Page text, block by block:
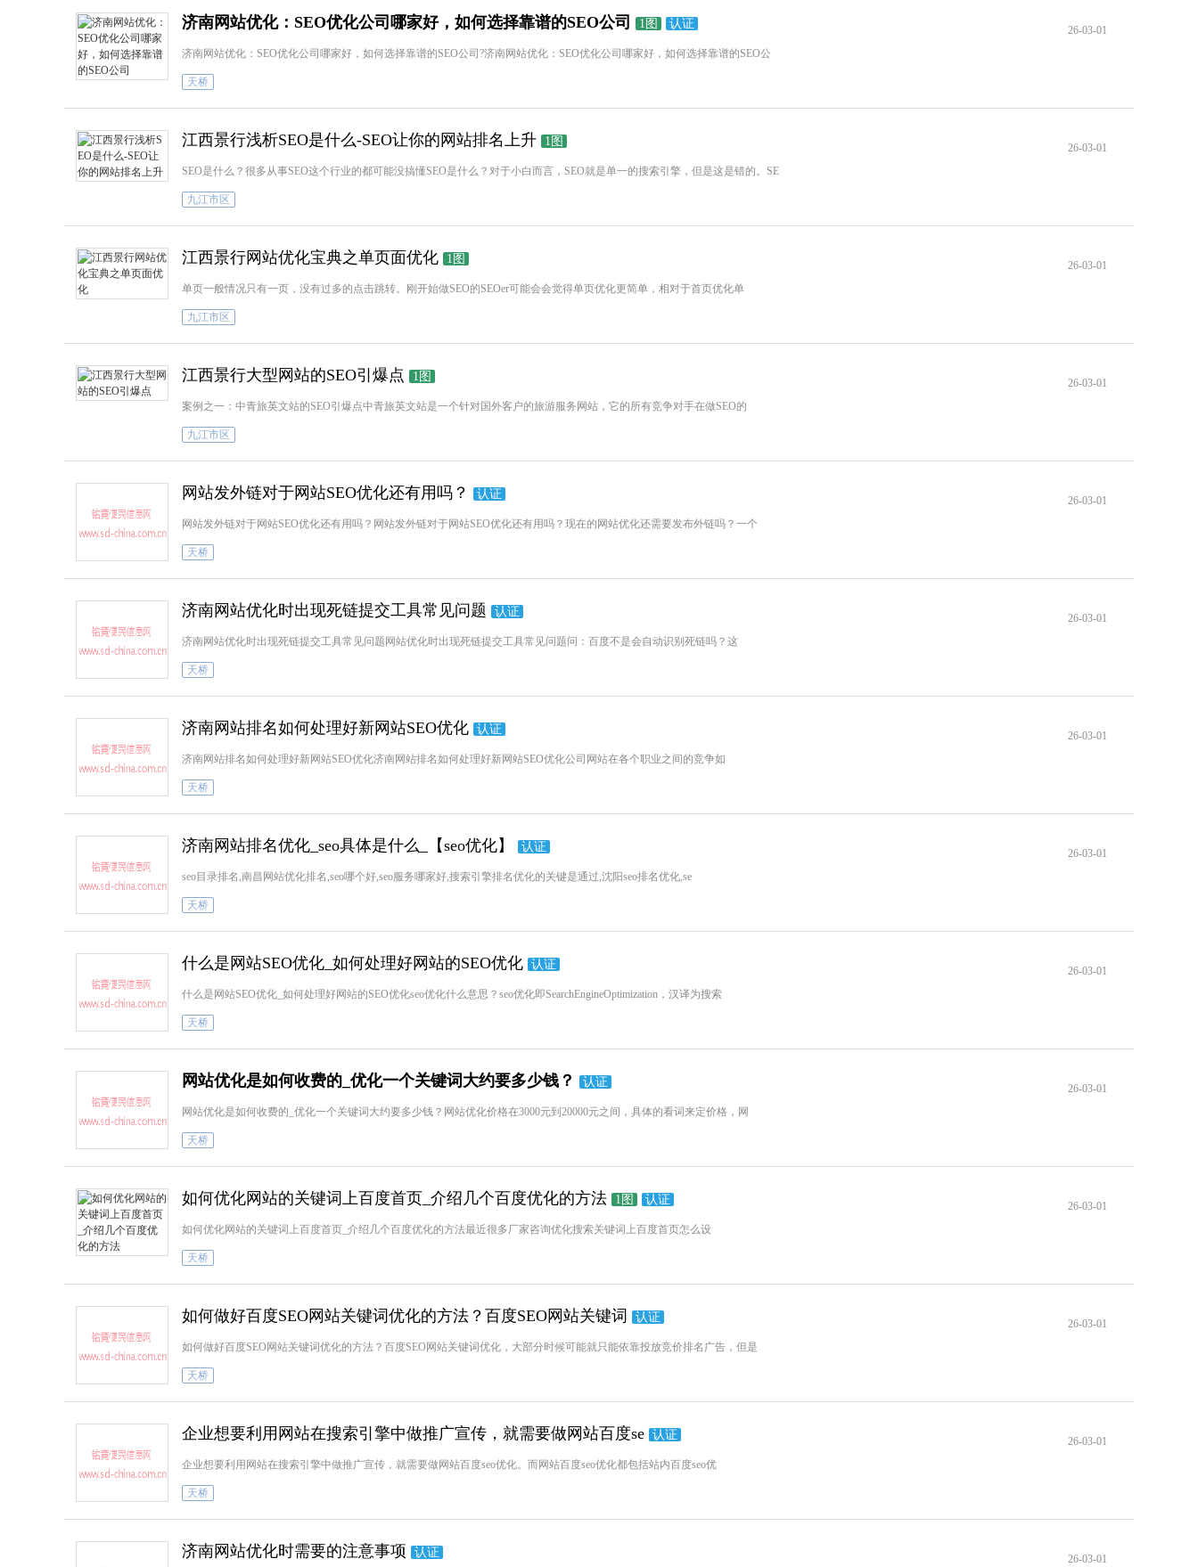
26-03-01
济南网站优化：SEO优化公司哪家好，如何选择靠谱的SEO公司 1图 认证
济南网站优化：SEO优化公司哪家好，如何选择靠谱的SEO公司?济南网站优化：SEO优化公司哪家好，如何选择靠谱的SEO公
天桥
26-03-01
江西景行浅析SEO是什么-SEO让你的网站排名上升 1图
SEO是什么？很多从事SEO这个行业的都可能没搞懂SEO是什么？对于小白而言，SEO就是单一的搜索引擎，但是这是错的。SE
九江市区
26-03-01
江西景行网站优化宝典之单页面优化 1图
单页一般情况只有一页，没有过多的点击跳转。刚开始做SEO的SEOer可能会会觉得单页优化更简单，相对于首页优化单
九江市区
26-03-01
江西景行大型网站的SEO引爆点 1图
案例之一：中青旅英文站的SEO引爆点中青旅英文站是一个针对国外客户的旅游服务网站，它的所有竞争对手在做SEO的
九江市区
26-03-01
网站发外链对于网站SEO优化还有用吗？ 认证
网站发外链对于网站SEO优化还有用吗？网站发外链对于网站SEO优化还有用吗？现在的网站优化还需要发布外链吗？一个
天桥
26-03-01
济南网站优化时出现死链提交工具常见问题 认证
济南网站优化时出现死链提交工具常见问题网站优化时出现死链提交工具常见问题问：百度不是会自动识别死链吗？这
天桥
26-03-01
济南网站排名如何处理好新网站SEO优化 认证
济南网站排名如何处理好新网站SEO优化济南网站排名如何处理好新网站SEO优化公司网站在各个职业之间的竞争如
天桥
26-03-01
济南网站排名优化_seo具体是什么_【seo优化】 认证
seo目录排名,南昌网站优化排名,seo哪个好,seo服务哪家好,搜索引擎排名优化的关键是通过,沈阳seo排名优化,se
天桥
26-03-01
什么是网站SEO优化_如何处理好网站的SEO优化 认证
什么是网站SEO优化_如何处理好网站的SEO优化seo优化什么意思？seo优化即SearchEngineOptimization，汉译为搜索
天桥
26-03-01
网站优化是如何收费的_优化一个关键词大约要多少钱？ 认证
网站优化是如何收费的_优化一个关键词大约要多少钱？网站优化价格在3000元到20000元之间，具体的看词来定价格，网
天桥
26-03-01
如何优化网站的关键词上百度首页_介绍几个百度优化的方法 1图 认证
如何优化网站的关键词上百度首页_介绍几个百度优化的方法最近很多厂家咨询优化搜索关键词上百度首页怎么设
天桥
26-03-01
如何做好百度SEO网站关键词优化的方法？百度SEO网站关键词 认证
如何做好百度SEO网站关键词优化的方法？百度SEO网站关键词优化，大部分时候可能就只能依靠投放竞价排名广告，但是
天桥
26-03-01
企业想要利用网站在搜索引擎中做推广宣传，就需要做网站百度se 认证
企业想要利用网站在搜索引擎中做推广宣传，就需要做网站百度seo优化。而网站百度seo优化都包括站内百度seo优
天桥
26-03-01
济南网站优化时需要的注意事项 认证